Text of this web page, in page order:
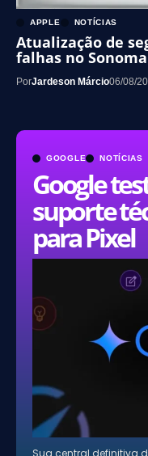
GOOGLE NOTÍCIAS
Google
suporte
para Pixel
Sua central definitiva
APPLE NOTÍCIAS
Atualização de
falhas no
PorJardeson Márcio06/08/